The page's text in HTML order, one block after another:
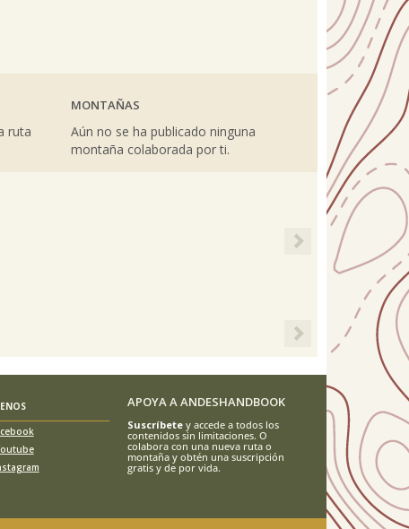
ruta
MONTAÑAS
Aún no se ha publicado ninguna
montaña colaborada por ti.
Next
Next
APOYA A ANDESHANDBOOK
Suscríbetey accede a todos los
contenidos sin limitaciones. O
colabora con una nueva ruta o
montaña y obtén una suscripción
gratis y de por vida.